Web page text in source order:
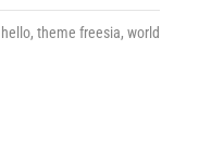
hello, theme freesia, world